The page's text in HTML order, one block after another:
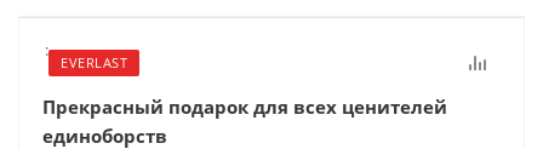
EVERLAST
:
Прекрасный подарок для всех ценителей
единоборств